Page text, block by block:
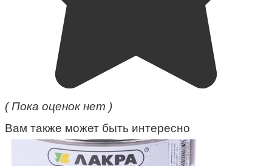
( Пока оценок нет )
Вам также может быть интересно